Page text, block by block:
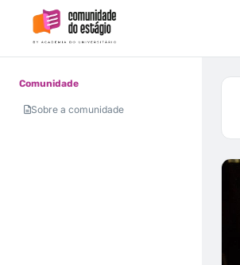
Comunidade
Sobre a comunidade